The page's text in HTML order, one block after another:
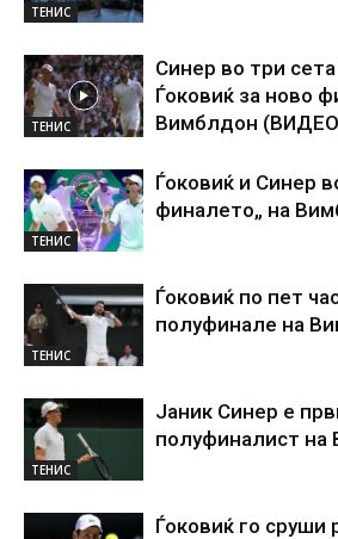
ТЕНИС
ТЕНИС
Синер во три
Ѓоковиќ за ново
Вимблдон
ТЕНИС
Ѓоковиќ и Синер
финалето„ на
ТЕНИС
Ѓоковиќ по пет
полуфинале на
ТЕНИС
Јаник Синер е
полуфиналист на
Ѓоковиќ го сруши